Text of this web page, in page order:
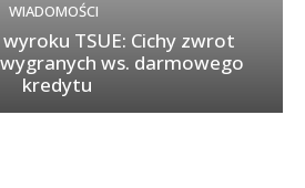
WIADOMOŚCI
wyroku TSUE: Cichy zwrot
ws. darmowego
kredytu